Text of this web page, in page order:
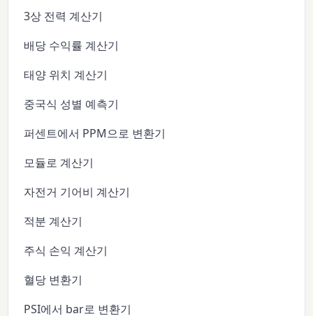
3상 전력 계산기
배당 수익률 계산기
태양 위치 계산기
중국식 성별 예측기
퍼센트에서 PPM으로 변환기
모듈로 계산기
자전거 기어비 계산기
적분 계산기
주식 손익 계산기
혈당 변환기
PSI에서 bar로 변환기